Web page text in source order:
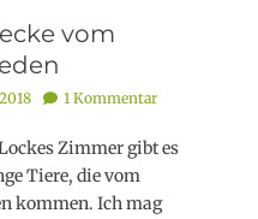
vom
1 Kommentar
Zimmer gibt es
Tiere, die vom
kommen. Ich mag